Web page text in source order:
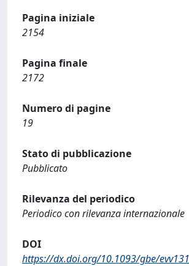
Pagina iniziale
2154
Pagina finale
2172
Numero di pagine
19
Stato di pubblicazione
Pubblicato
Rilevanza del periodico
Periodico con rilevanza internazionale
DOI
https://dx.doi.org/10.1093/gbe/evv131